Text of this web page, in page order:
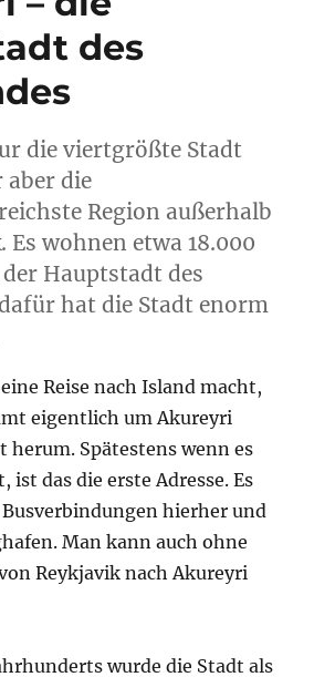
des
die viertgrößte Stadt
die
Region außerhalb
Es wohnen etwa 18.000
Hauptstadt des
hat die Stadt enorm
Reise nach Island macht,
eigentlich um Akureyri
herum. Spätestens wenn es
ist das die erste Adresse. Es
hierher und
Man kann auch ohne
Reykjavik nach Akureyri
wurde die Stadt als